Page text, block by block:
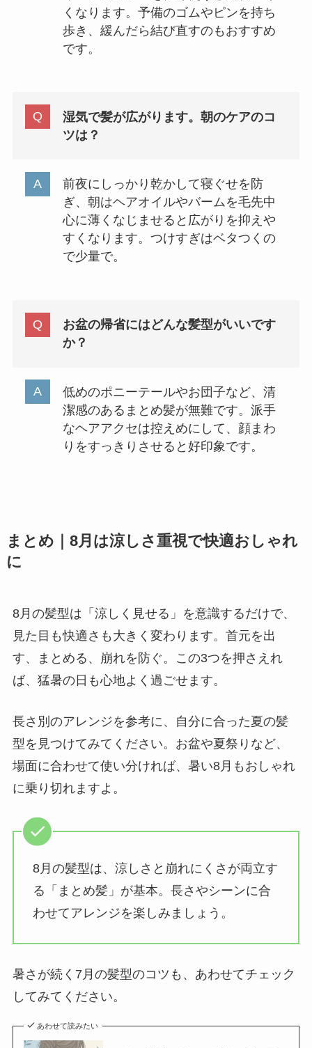
くなります。予備のゴムやピンを持ち
歩き、緩んだら結び直すのもおすすめ
です。
湿気で髪が広がります。朝のケアのコ
ツは？
前夜にしっかり乾かして寝ぐせを防
ぎ、朝はヘアオイルやバームを毛先中
心に薄くなじませると広がりを抑えや
すくなります。つけすぎはベタつくの
で少量で。
お盆の帰省にはどんな髪型がいいです
か？
低めのポニーテールやお団子など、清
潔感のあるまとめ髪が無難です。派手
なヘアアクセは控えめにして、顔まわ
りをすっきりさせると好印象です。
まとめ｜8月は涼しさ重視で快適おしゃれ
に
8月の髪型は「涼しく見せる」を意識するだけで、
見た目も快適さも大きく変わります。首元を出
す、まとめる、崩れを防ぐ。この3つを押さえれ
ば、猛暑の日も心地よく過ごせます。
長さ別のアレンジを参考に、自分に合った夏の髪
型を見つけてみてください。お盆や夏祭りなど、
場面に合わせて使い分ければ、暑い8月もおしゃれ
に乗り切れますよ。
8月の髪型は、涼しさと崩れにくさが両立す
る「まとめ髪」が基本。長さやシーンに合
わせてアレンジを楽しみましょう。
暑さが続く7月の髪型のコツも、あわせてチェック
してみてください。
あわせて読みたい